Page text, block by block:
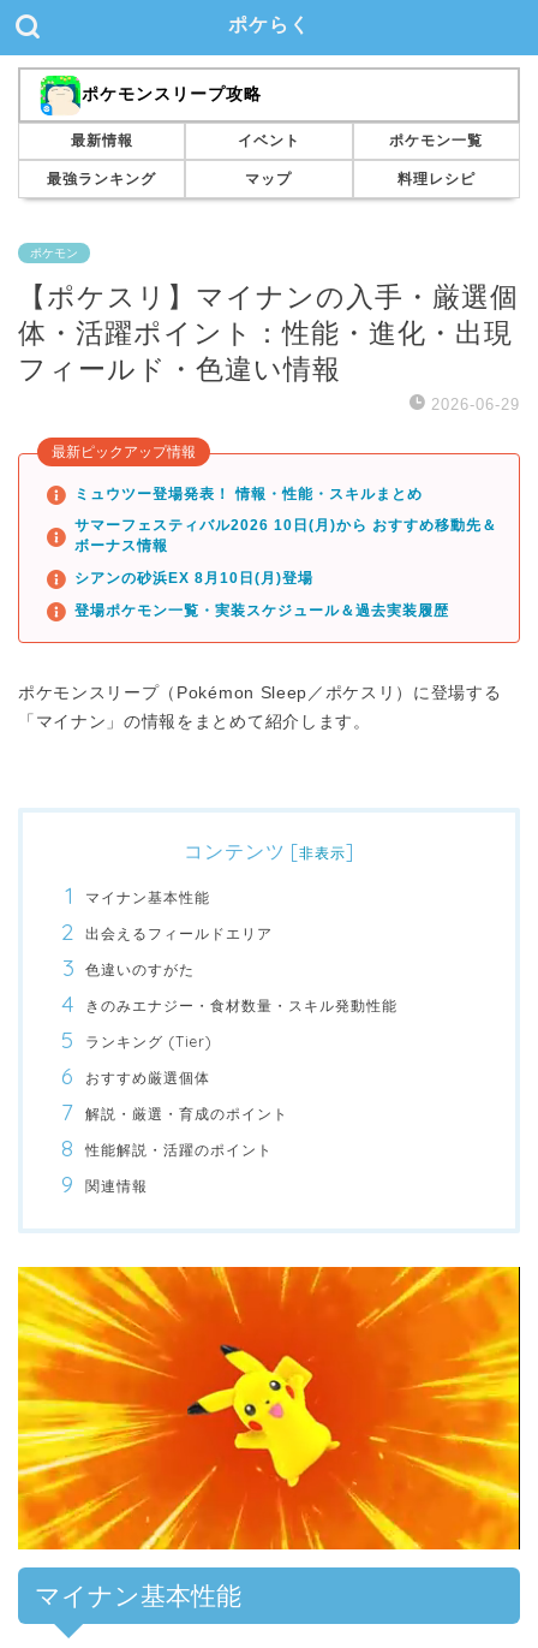
ポケらく
ポケモンスリープ攻略
最新情報 イベント ポケモン一覧
最強ランキング マップ 料理レシピ
ポケモン
【ポケスリ】マイナンの入手・厳選個
体・活躍ポイント：性能・進化・出現
フィールド・色違い情報
2026-06-29
最新ピックアップ情報
ミュウツー登場発表！ 情報・性能・スキルまとめ
サマーフェスティバル2026 10日(月)から おすすめ移動先＆
ボーナス情報
シアンの砂浜EX 8月10日(月)登場
登場ポケモン一覧・実装スケジュール＆過去実装履歴
ポケモンスリープ（Pokémon Sleep／ポケスリ）に登場する
「マイナン」の情報をまとめて紹介します。
コンテンツ [非表示]
マイナン基本性能
出会えるフィールドエリア
色違いのすがた
きのみエナジー・食材数量・スキル発動性能
ランキング (Tier)
おすすめ厳選個体
解説・厳選・育成のポイント
性能解説・活躍のポイント
関連情報
マイナン基本性能